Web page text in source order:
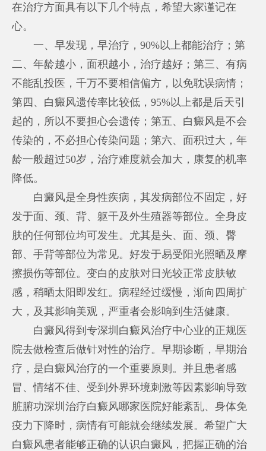
在治疗方面具有以下几个特点，希望大家谨记在
心。
一、早发现，早治疗，90%以上都能治疗；第
二、年龄越小，面积越小，治疗越好；第三、有病
不能乱投医，千万不要相信偏方，以免耽误病情；
第四、白癜风遗传率比较低，95%以上都是后天引
起的，所以不要担心会遗传；第五、白癜风是不会
传染的，不必担心传染问题；第六、面积过大，年
龄一般超过50岁，治疗难度就会加大，康复的机率
降低。
白癜风是全身性疾病，其发病部位不固定，好
发于面、颈、背、躯干及外生殖器等部位。全身皮
肤的任何部位均可发生。尤其是头、面、颈、臀
部、手背等部位为常见。好发于易受阳光照晒及摩
擦损伤等部位。变白的皮肤对日光较正常皮肤敏
感，稍晒太阳即发红。病程经过缓慢，渐向四周扩
大，及其影响美观，严重者会影响到生活健康。
白癜风得到专深圳白癜风治疗中心业的正规医
院去做检查后做针对性的治疗。早期诊断，早期治
疗，是白癜风治疗的一个重要原则。并且患者感
冒、情绪不佳、受到外界环境刺激等因素影响导致
脏腑功深圳治疗白癜风哪家医院好能紊乱、身体免
疫力下降时，病情有可能就会继续发展。希望广大
白癜风患者能够正确的认识白癜风，把握正确的治